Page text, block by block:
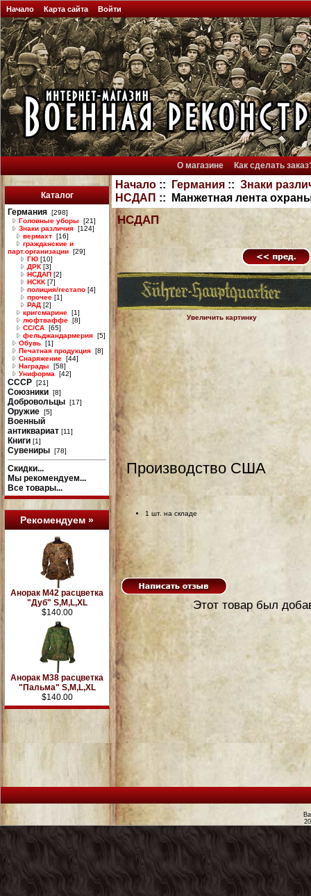
Начало Карта сайта Войти
О магазине Как сделать
Каталог
Германия [298]
Головные уборы
[21]
Знаки различия [124]
вермахт [16]
гражданские и
парт.организации [29]
ГЮ [10]
ДРК [3]
НСДАП [2]
НСКК [7]
полиция/гестапо [4]
прочее [1]
РАД [2]
кригсмарине [1]
люфтваффе [8]
СС/СА [65]
фельджандармерия [5]
Обувь [1]
Печатная продукция [8]
Снаряжение [44]
Награды
[58]
Униформа
[42]
СССР [21]
Союзники [8]
Добровольцы [17]
Оружие [5]
Военный
антиквариат [11]
Книги [1]
Сувениры [78]
Скидки...
Мы рекомендуем...
Все товары...
Рекомендуем »
Анорак М42 расцветка
"Дуб" S,M,L,XL
$140.00
Анорак М38 расцветка
"Пальма" S,M,L,XL
$140.00
Начало:: Германия:: Знаки
НСДАП :: Манжетная лента
НСДАП
Увеличить картинку
Производство США
1 шт. на складе
Этот товар был